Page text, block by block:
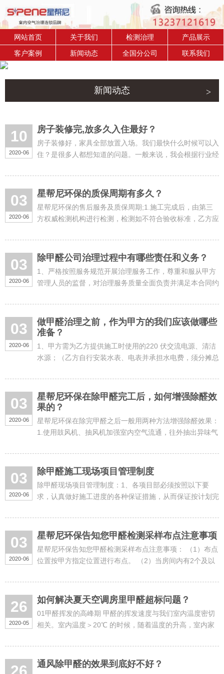
网站首页 关于我们 检测治理
产品展示
客户案例
新闻动态 全国分公司 联系我们
新闻动态
10
2020-06
房子装修完,放多久入住最好？
房子装修好，家具全部放置入场。我们最快什么时候可以入
住？是很多人都想知道的问题。一般来说，我会根据行业经
半年。有害气......
03
2020-06
星帮尼环保的质保周期有多久？
星帮尼环保的售后服务及质保周期;1.施工完成后，由第三
方权威检测机构进行检测，检测如不符合验收标准，乙方应
至达标为止。甲......
03
2020-06
除甲醛公司治理过程中有哪些责任和义务？
1、严格按照服务规范开展治理服务工作，尊重和服从甲方
管理人员的监督，对治理服务质量全面负责并满足本合同约
伍的安全......
03
2020-06
做甲醛治理之前，作为甲方的我们应该做哪些
准备？
1、甲方需为乙方提供施工时使用的220 伏交流电源、清洁
水源；（乙方自行安装水表、电表并承担水电费，须分摊总
定堆放点后的外运......
03
2020-06
星帮尼环保在除甲醛完工后，如何增强除醛效
果的？
星帮尼环保在除完甲醛之后一般用两种方法增强除醛效果：
1.使用鼓风机、抽风机加强室内空气流通，往外抽出异味气
是一种吹气......
03
2020-06
除甲醛施工现场项目管理制度
除甲醛现场项目管理制度：1、各项目部必须按照以下要
求，认真做好施工进度的各种保证措施，从而保证按计划完
合理安排，编制施工进......
03
2020-06
星帮尼环保告知您甲醛检测采样布点注意事项
星帮尼环保告知您甲醛检测采样布点注意事项： （1）布点
位置按甲方指定位置进行布点。 （2）当房间内有2个及以
26
2020-05
如何解决夏天空调房里甲醛超标问题？
01甲醛挥发的高峰期 甲醛的挥发速度与我们室内温度密切
相关。室内温度＞20℃ 的时候，随着温度的升高，室内家
快。 甲醛的挥......
通风除甲醛的效果到底好不好？